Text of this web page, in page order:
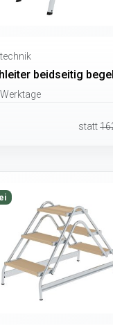
beidseitig
statt